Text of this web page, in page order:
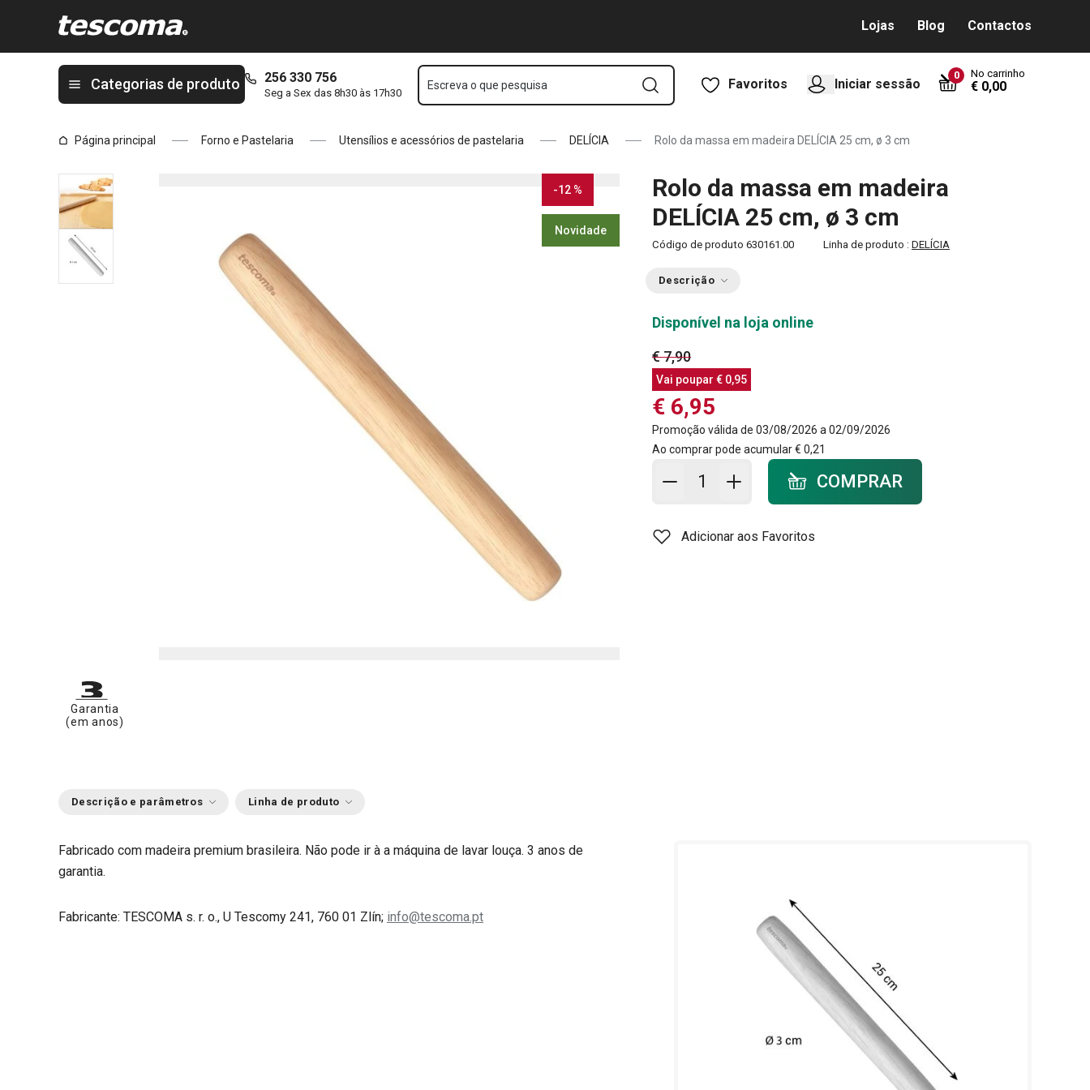
Lojas Blog Contactos
Categorias de produto 256 330 756
Seg a Sex das 8h30 às 17h30
Escreva o que pesquisa Favoritos Iniciar sessão
0 No carrinho
€ 0,00
Página principal Forno e Pastelaria Utensílios e acessórios de pastelaria DELÍCIA Rolo da massa em madeira DELÍCIA 25 cm, ø 3 cm
-12 %
Novidade
Rolo da massa em madeira
DELÍCIA 25 cm, ø 3 cm
Código de produto 630161.00 Linha de produto : DELÍCIA
Descrição
Disponível na loja online
€ 7,90
Vai poupar € 0,95
€ 6,95
Promoção válida de 03/08/2026 a 02/09/2026
Ao comprar pode acumular€ 0,21
Adicionar ao carrinho - quantidade
COMPRAR
Adicionar aos Favoritos
Garantia
(em anos)
Descrição e parâmetros Linha de produto
Fabricado com madeira premium brasileira. Não pode ir à a máquina de lavar louça. 3 anos de
garantia.
Fabricante: TESCOMA s. r. o., U Tescomy 241, 760 01 Zlín; info@tescoma.pt